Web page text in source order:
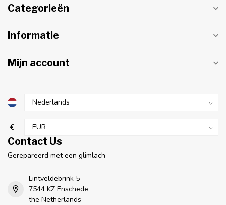
Categorieën
Informatie
Mijn account
€
Contact Us
Gerepareerd met een glimlach
Lintveldebrink 5
7544 KZ Enschede
the Netherlands